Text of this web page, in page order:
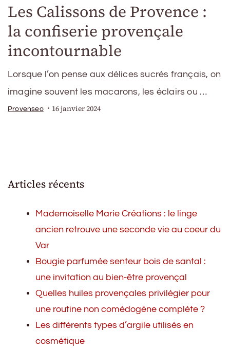
Les Calissons de Provence :
la confiserie provençale
incontournable
Lorsque l’on pense aux délices sucrés français, on
imagine souvent les macarons, les éclairs ou …
Provenseo 16 janvier 2024
Articles récents
Mademoiselle Marie Créations : le linge
ancien retrouve une seconde vie au coeur du
Var
Bougie parfumée senteur bois de santal :
une invitation au bien-être provençal
Quelles huiles provençales privilégier pour
une routine non comédogène complète ?
Les différents types d’argile utilisés en
cosmétique